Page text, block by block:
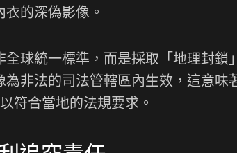
的深偽影像。
球統一標準，而是採取「地理封鎖
非法的司法管轄區內生效，這意味
符合當地的法規要求。